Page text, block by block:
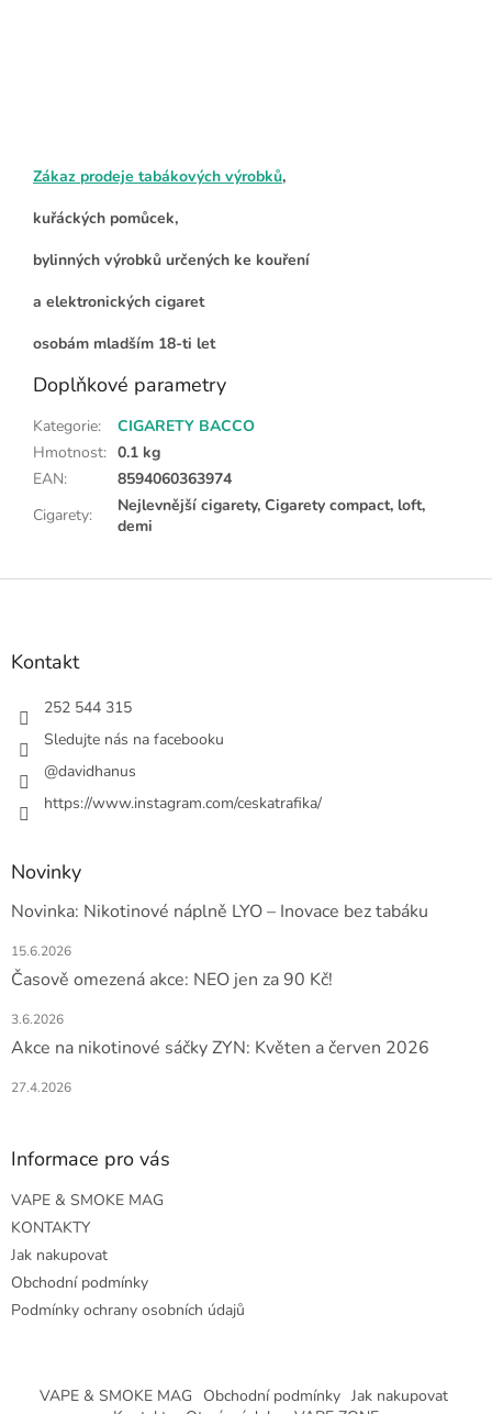
Zákaz prodeje tabákových výrobků,
kuřáckých pomůcek,
bylinných výrobků určených ke kouření
a elektronických cigaret
osobám mladším 18-ti let
Doplňkové parametry
Kategorie:
CIGARETY BACCO
Hmotnost: 0.1 kg
EAN:
8594060363974
Cigarety:
Nejlevnější cigarety, Cigarety compact, loft,
demi
Z
Kontakt
252 544 315
Sledujte nás na facebooku
@davidhanus
https://www.instagram.com/ceskatrafika/
Novinky
Novinka: Nikotinové náplně LYO – Inovace bez tabáku
15.6.2026
Časově omezená akce: NEO jen za 90 Kč!
3.6.2026
Akce na nikotinové sáčky ZYN: Květen a červen 2026
27.4.2026
Informace pro vás
VAPE & SMOKE MAG
KONTAKTY
Jak nakupovat
Obchodní podmínky
Podmínky ochrany osobních údajů
VAPE & SMOKE MAG Obchodní podmínky Jak nakupovat